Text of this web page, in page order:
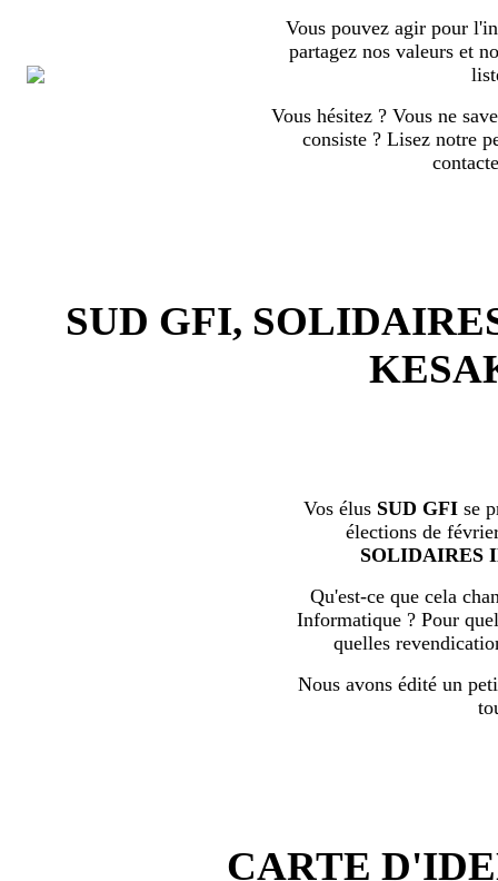
Vous pouvez agir pour
partagez nos valeurs et
Vous hésitez ? Vous ne
consiste ? Lisez notre
SUD GFI,
Vos élus SUD GFI se
élections de
SOLIDAIRES
Qu'est-ce que cela
Informatique ? Pour
quelles
Nous avons édité un
CARTE